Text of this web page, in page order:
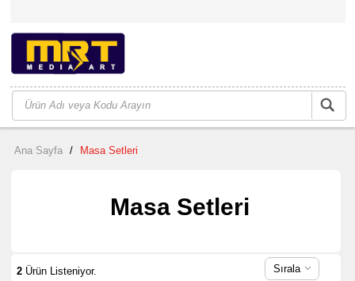
Ana Sayfa / Masa Setleri
Masa Setleri
2Ürün Listeniyor. Sırala